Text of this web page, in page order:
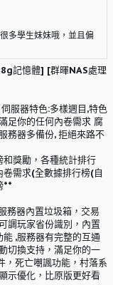
多學生妹妹哦，並且偏
記憶體] [群暉NAS處理
服器特色:多樣週目,特色
足你的任何內卷需求 腐
務器多備份, 拒絕來路不
獎勵，各種統計排行
需求(全數據排行榜(自
**
務器內置垃圾箱，交易
調玩家省份識別，內置
,服務器有完整的互通
切換支持，滿足你的一
，死亡嘲諷功能，村落系
示優化，比原版更好看